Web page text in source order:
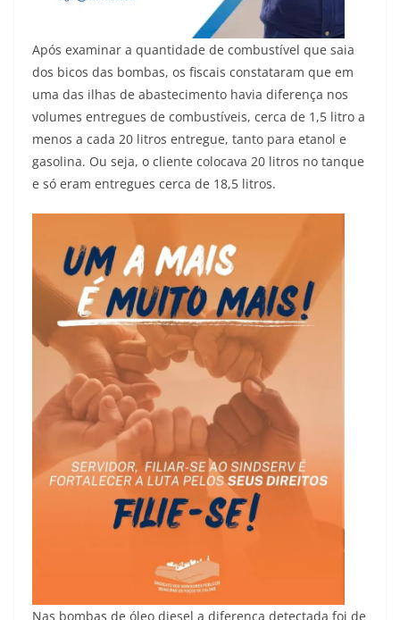
Após examinar a quantidade de combustível que saia
dos bicos das bombas, os fiscais constataram que em
uma das ilhas de abastecimento havia diferença nos
volumes entregues de combustíveis, cerca de 1,5 litro a
menos a cada 20 litros entregue, tanto para etanol e
gasolina. Ou seja, o cliente colocava 20 litros no tanque
e só eram entregues cerca de 18,5 litros.
Nas bombas de óleo diesel a diferença detectada foi de